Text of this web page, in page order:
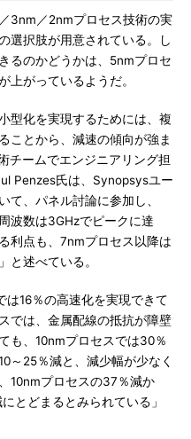
3nm／2nmプロセス技術の実
選択肢が用意されている。し
るのかどうかは、5nmプロセ
上がっているようだ。
型化を実現するためには、複
ことから、減速の傾向が強ま
チームでエンジニアリング担
Penzes氏は、Synopsysユー
て、パネル討論に参加し、
波数は3GHzでピークに達
利点も、7nmプロセス以降は
と述べている。
16％の高速化を実現できて
では、金属配線の抵抗が障壁
も、10nmプロセスでは30％
～25％減と、減少幅が少なく
10nmプロセスの37％減か
とどまるとみられている」